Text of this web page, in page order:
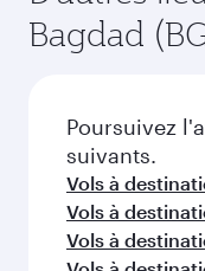
par nos
du vol au
tarifs varient
saisonnière, de
Poursuivez
Choisissez
votre
Vols à
Vols à